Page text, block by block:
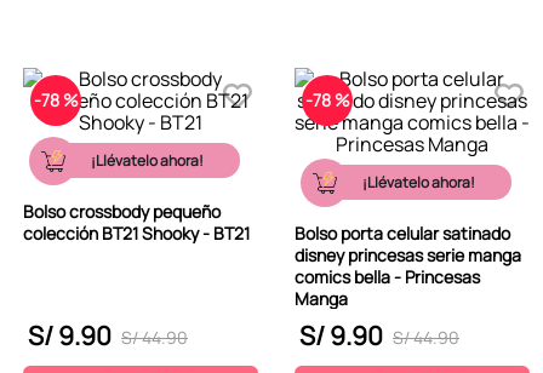
-78 %
¡Llévatelo ahora!
Bolso crossbody pequeño
colección BT21 Shooky - BT21
S/44.90
S/9.90
-78 %
¡Llévatelo ahora!
Bolso porta celular satinado
disney princesas serie manga
comics bella - Princesas
Manga
S/44.90
S/9.90
6.
harry potter
7.
tomatodo
.
stitch
9 .
peluche
10. kuromi